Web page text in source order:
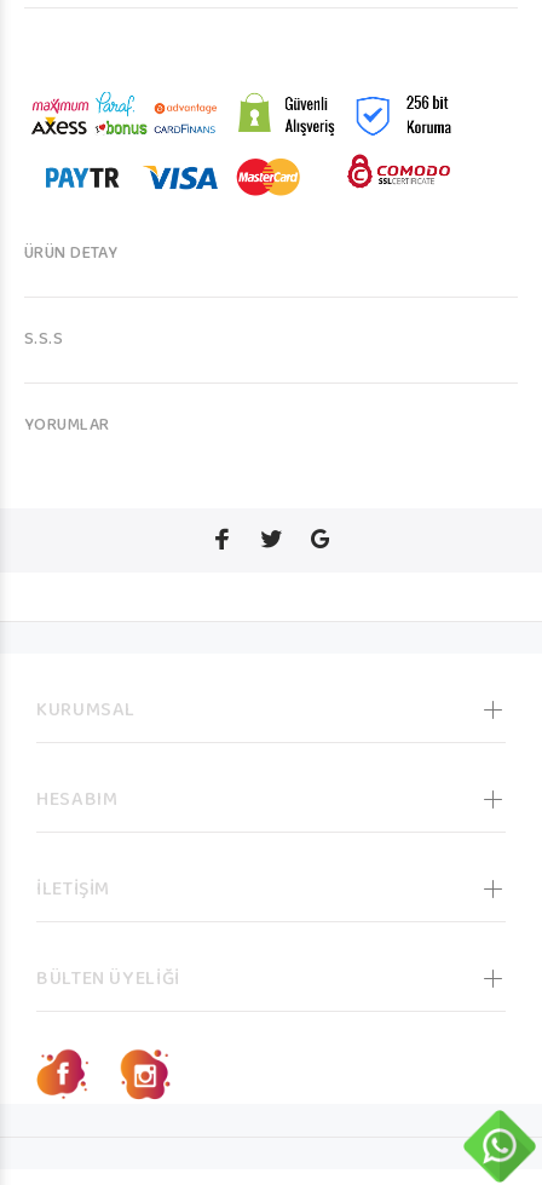
ÜRÜN DETAY
S.S.S
YORUMLAR
KURUMSAL
HESABIM
İLETİŞİM
BÜLTEN ÜYELİĞİ